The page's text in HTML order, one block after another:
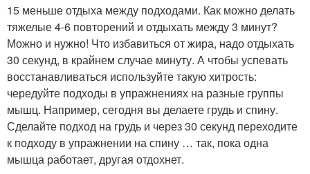
15 меньше отдыха между подходами. Как можно делать
тяжелые 4-6 повторений и отдыхать между 3 минут?
Можно и нужно! Что избавиться от жира, надо отдыхать
30 секунд, в крайнем случае минуту. А чтобы успевать
восстанавливаться используйте такую хитрость:
чередуйте подходы в упражнениях на разные группы
мышц. Например, сегодня вы делаете грудь и спину.
Сделайте подход на грудь и через 30 секунд переходите
к подходу в упражнении на спину … так, пока одна
мышца работает, другая отдохнет.